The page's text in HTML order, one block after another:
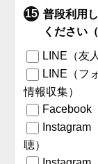
普段利用
ください
LINE（友
LINE（フ
情報収集）
Facebook
Instagram
聴）